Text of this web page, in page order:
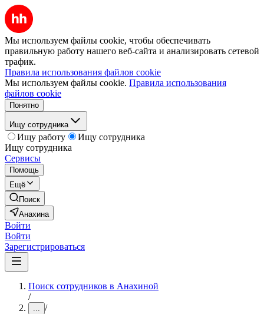
Мы используем файлы cookie, чтобы обеспечивать
правильную работу нашего веб-сайта и анализировать сетевой
трафик.
Правила использования файлов cookie
Мы используем файлы cookie. Правила использования
файлов cookie
Понятно
Ищу сотрудника
Ищу работу
Ищу сотрудника
Ищу сотрудника
Сервисы
Помощь
Ещё
Поиск
Анахина
Войти
Войти
Зарегистрироваться
Поиск сотрудников в Анахиной
/
... /